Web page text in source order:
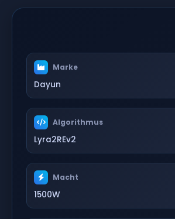
Marke
Dayun
Algorithmus
Lyra2REv2
Macht
1500W